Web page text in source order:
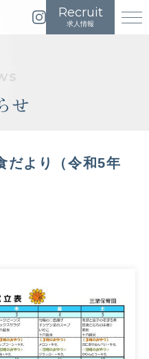
イ
ち
求人情報
メ
せ
だより（令和5年